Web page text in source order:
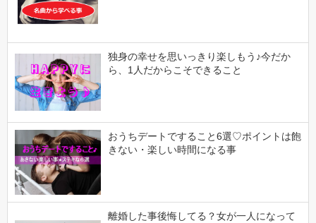
独身の幸せを思いっきり楽しもう♪今だか
ら、1人だからこそできること
おうちデートですること6選♡ポイントは飽
きない・楽しい時間になる事
離婚した事後悔してる？女が一人になって